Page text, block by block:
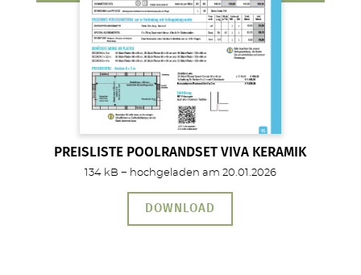
PREISLISTE POOLRANDSET VIVA KERAMIK
134 kB − hochgeladen am 20.01.2026
DOWNLOAD